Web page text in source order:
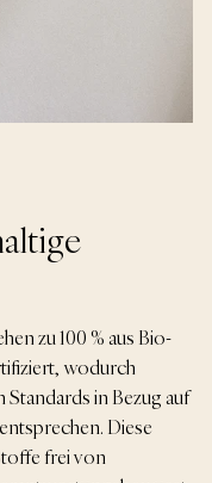
zu 100 % aus Bio-
wodurch
Standards in Bezug auf
Diese
frei von